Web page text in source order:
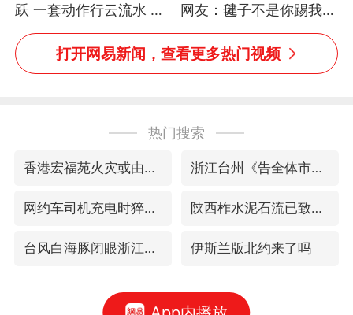
跃 一套动作行云流水 节
奏感拉满 网友：怎么做
到又舞又武的？
网友：毽子不是你踢我
捡，我踢你捡吗
打开网易新闻，查看更多热门视频
热门搜索
香港宏福苑火灾或由烟头引起 浙江台州《告全体市民书》
网约车司机充电时猝死保险拒赔 陕西柞水泥石流已致2死 仍有1人失联
台风白海豚闭眼浙江上海处于危险半圆 伊斯兰版北约来了吗